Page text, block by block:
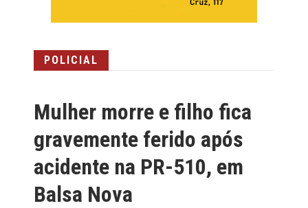
POLICIAL
Mulher morre e filho fica
gravemente ferido após
acidente na PR-510, em
Balsa Nova